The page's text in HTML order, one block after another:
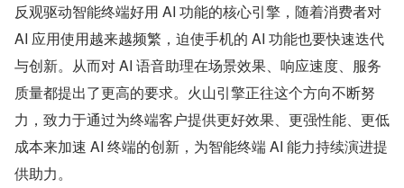
反观驱动智能终端好用 AI 功能的核心引擎，随着消费者对
AI 应用使用越来越频繁，迫使手机的 AI 功能也要快速迭代
与创新。从而对 AI 语音助理在场景效果、响应速度、服务
质量都提出了更高的要求。火山引擎正往这个方向不断努
力，致力于通过为终端客户提供更好效果、更强性能、更低
成本来加速 AI 终端的创新，为智能终端 AI 能力持续演进提
供助力。